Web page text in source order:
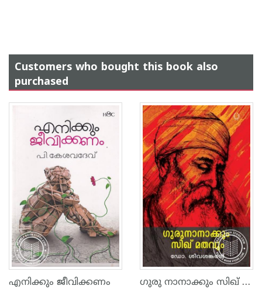
Customers who bought this book also
purchased
എനിക്കും ജീവിക്കണം ഗുരു നാനാക്കും സിഖ് മതവും